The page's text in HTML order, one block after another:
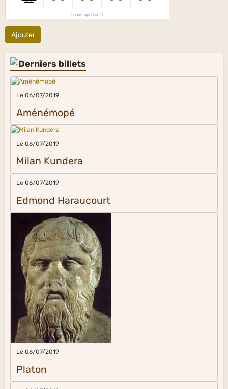
IconCaptcha ©
Ajouter
Le 06/07/2019
Aménémopé
Le 06/07/2019
Milan Kundera
Le 06/07/2019
Edmond Haraucourt
Le 06/07/2019
Platon